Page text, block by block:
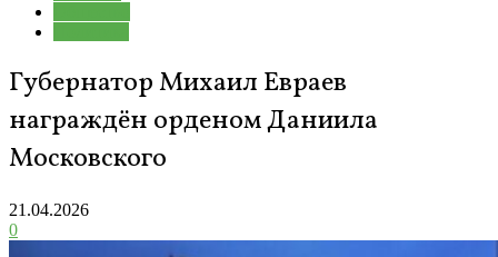
Губернатор Михаил Евраев
награждён орденом Даниила
Московского
21.04.2026
0